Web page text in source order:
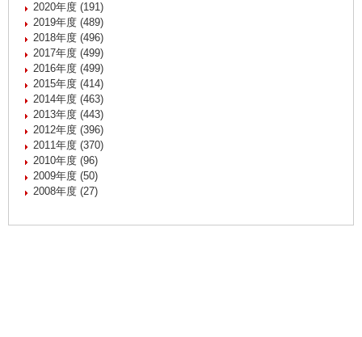
2020年度 (191)
2019年度 (489)
2018年度 (496)
2017年度 (499)
2016年度 (499)
2015年度 (414)
2014年度 (463)
2013年度 (443)
2012年度 (396)
2011年度 (370)
2010年度 (96)
2009年度 (50)
2008年度 (27)